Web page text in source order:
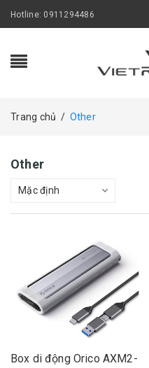
Hotline: 0911294486
Trang chủ / Other
Other
Box di động Orico AXM2-